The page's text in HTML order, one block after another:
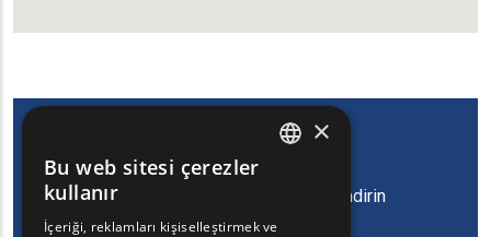
Doğu Makedonya ve Trakya
Bölgesi'nin oyun uygulamasını indirin
×
Bu web sitesi çerezler
kullanır
İçeriği, reklamları kişiselleştirmek ve